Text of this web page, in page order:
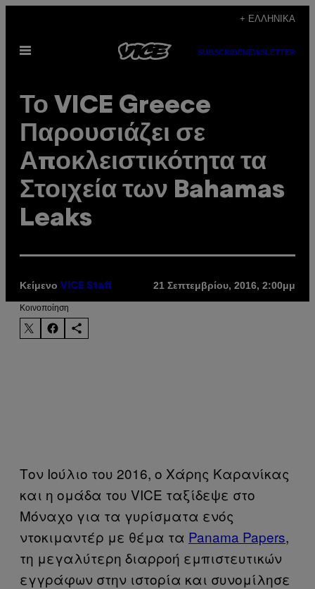
περιεχόμενο
+ ΕΛΛΗΝΙΚΆ
Ανοίξτε
SUBSCRIBENEWSLETTER
Το VICE Greece
Παρουσιάζει σε
Αποκλειστικότητα τα
Στοιχεία των Bahamas
Leaks
Κείμενο VICE Staff 21 Σεπτεμβρίου, 2016, 2:00μμ
Kοινοποίηση
Τον Ιούλιο του 2016, o Χάρης Καρανίκας
και η ομάδα του VICE ταξίδεψε στο
Μόναχο για τα γυρίσματα ενός
ντοκιμαντέρ με θέμα τα Panama Papers,
τη μεγαλύτερη διαρροή εμπιστευτικών
εγγράφων στην ιστορία και συνομίλησε